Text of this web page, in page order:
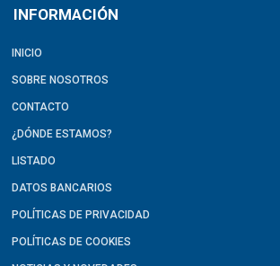
INFORMACIÓN
INICIO
SOBRE NOSOTROS
CONTACTO
¿DÓNDE ESTAMOS?
LISTADO
DATOS BANCARIOS
POLÍTICAS DE PRIVACIDAD
POLÍTICAS DE COOKIES